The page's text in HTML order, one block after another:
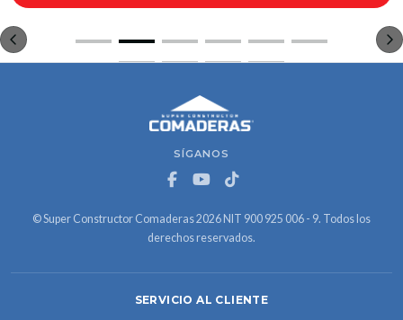
SÍGANOS
© Super Constructor Comaderas 2026 NIT 900 925 006 - 9. Todos los
derechos reservados.
SERVICIO AL CLIENTE